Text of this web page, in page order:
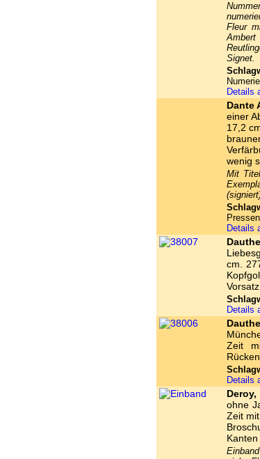
Fleur
Ambert
Signet.
Details
Dante
einer
17,2
wenig
Mit
Details
cm.
Details
Zeit
Details
ohne
Zeit